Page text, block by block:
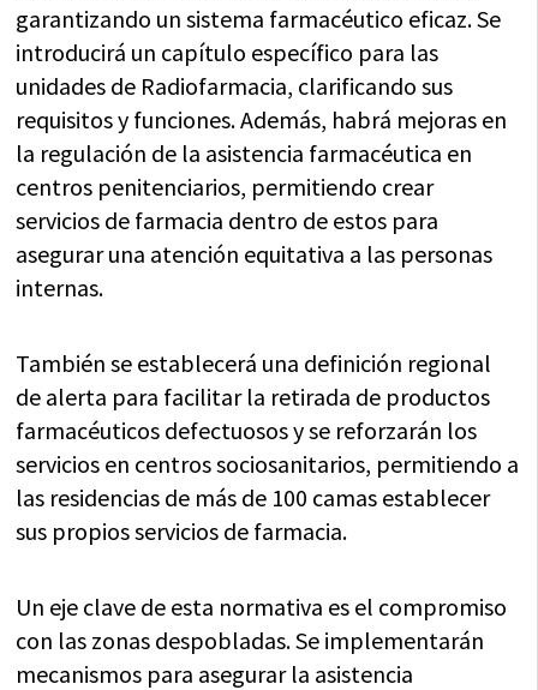
garantizando un sistema farmacéutico eficaz. Se
introducirá un capítulo específico para las
unidades de Radiofarmacia, clarificando sus
requisitos y funciones. Además, habrá mejoras en
la regulación de la asistencia farmacéutica en
centros penitenciarios, permitiendo crear
servicios de farmacia dentro de estos para
asegurar una atención equitativa a las personas
internas.
También se establecerá una definición regional
de alerta para facilitar la retirada de productos
farmacéuticos defectuosos y se reforzarán los
servicios en centros sociosanitarios, permitiendo a
las residencias de más de 100 camas establecer
sus propios servicios de farmacia.
Un eje clave de esta normativa es el compromiso
con las zonas despobladas. Se implementarán
mecanismos para asegurar la asistencia